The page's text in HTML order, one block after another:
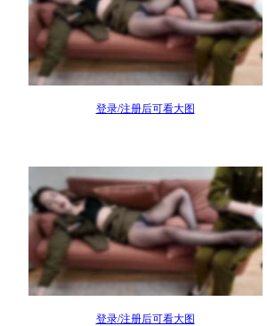
登录/注册后可看大图
登录/注册后可看大图